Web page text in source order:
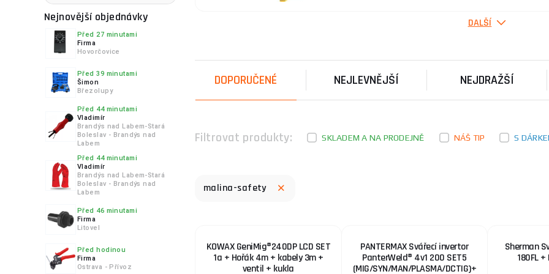
Foliecz
GCE
GEKO
GLITTER
GYS
GÜDE
Holzmann
Jasic
Kühtreiber
MBInox
MICROJIG
Magg
Malina Safety
Optrel
Nejnovější objednávky
Před 27 minutami
Firma
Hovorčovice
Před 39 minutami
Šimon
Březolupy
Před 44 minutami
Vladimír
Brandýs nad Labem-Stará
Boleslav - Brandýs nad
Labem
Před 44 minutami
Vladimír
Brandýs nad Labem-Stará
Boleslav - Brandýs nad
Labem
Před 46 minutami
Firma
Litovel
Před hodinou
Firma
Ostrava - Přívoz
Kontaktní trubička M6 - 1,0mm
7.
Elektroda pro svařování slitin
Doporučený předehřev 200-250st. C. svařovací proud
DALŠÍ
DOPORUČENÉ NEJLEVNĚJŠÍ NEJDRAŽŠÍ
Filtrovat produkty: SKLADEM A NA PRODEJNĚ NÁŠ TIP S
malina-safety
KOWAX GeniMig®240DP LCD SET
1a + Hořák 4m + kabely 3m +
ventil + kukla
PANTERMAX Svářecí invertor
PanterWeld® 4v1 200 SET5
(MIG/SYN/MAN/PLASMA/DCTIG)+
Sherman
180FL